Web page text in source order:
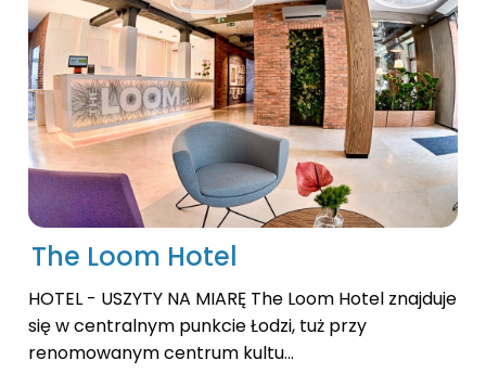
The Loom Hotel
HOTEL - USZYTY NA MIARĘ The Loom Hotel znajduje
się w centralnym punkcie Łodzi, tuż przy
renomowanym centrum kultu...